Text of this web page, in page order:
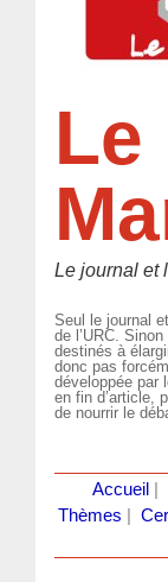
Le
Le journal et
Seul le journal
de l’URC.
destinés à
donc pas
développée par
en fin d’article,
de nourrir le
Accueil
Thèmes